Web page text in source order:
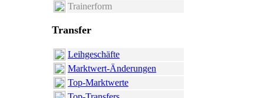
Trainerform
Transfer
Leihgeschäfte
Marktwert-Änderungen
Top-Marktwerte